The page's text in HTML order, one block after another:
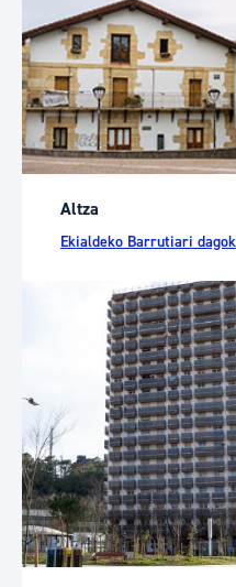
Altza
Ekialdeko Barrutiari